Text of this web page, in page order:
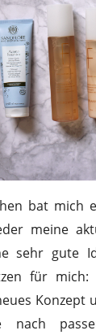
bat mich
meine
sehr gute
für
Konzept